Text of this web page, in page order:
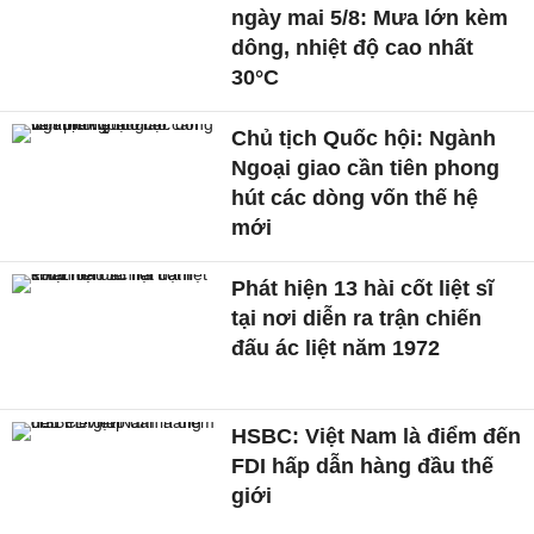
ngày mai 5/8: Mưa lớn kèm
dông, nhiệt độ cao nhất
30°C
Chủ tịch Quốc hội: Ngành
Ngoại giao cần tiên phong
hút các dòng vốn thế hệ
mới
Phát hiện 13 hài cốt liệt sĩ
tại nơi diễn ra trận chiến
đấu ác liệt năm 1972
HSBC: Việt Nam là điểm đến
FDI hấp dẫn hàng đầu thế
giới